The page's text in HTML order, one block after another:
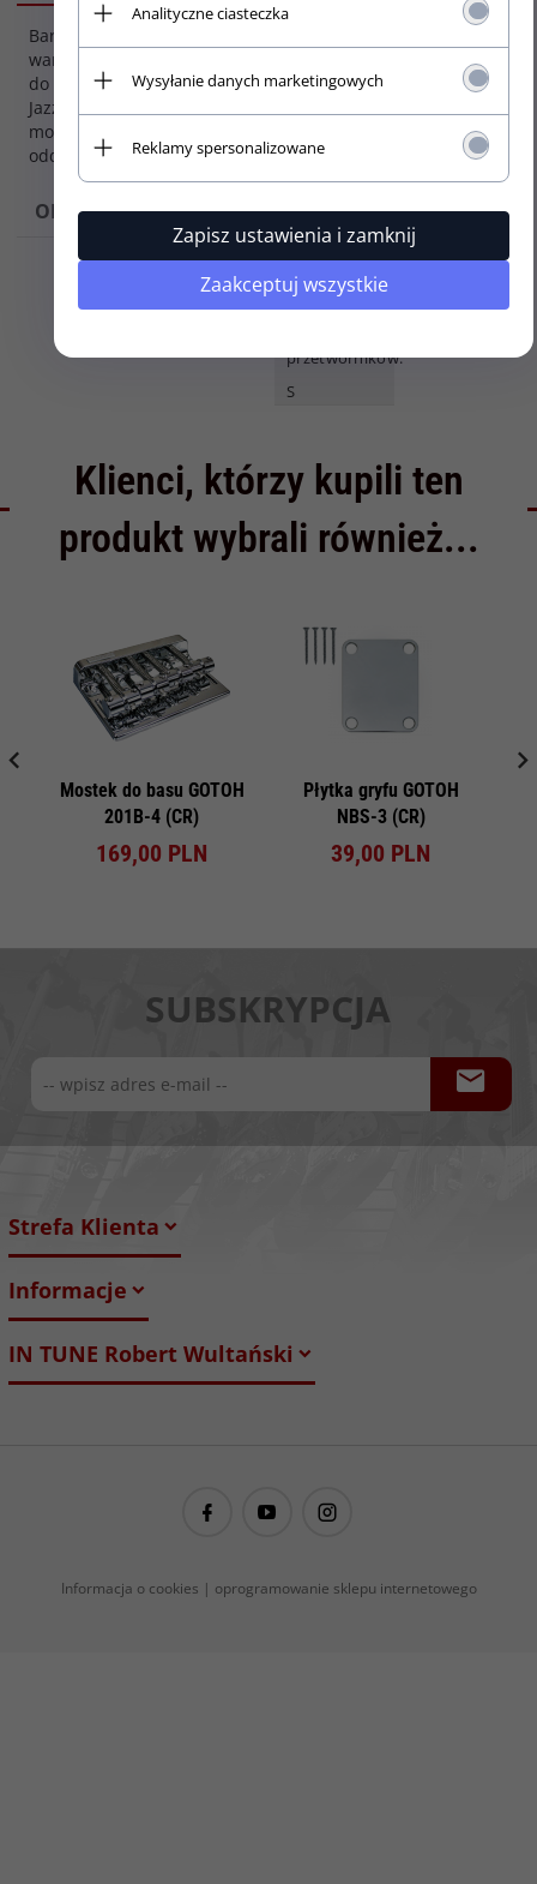
Bardzo dobrej jakości 4-
warstwowa maskownica
do gitar basowych typu 62'
Jazz Bass. Śrubki
montażowe do kupienia
oddzielnie.
OPINIE
Typ
maskownicy:
warstw:
4
Ilość otworów na śrubki:
10
przetworników:
S
Klienci, którzy kupili ten
produkt wybrali również...
Mostek do basu GOTOH
201B-4 (CR)
169,00 PLN
Płytka gryfu GOTOH
NBS-3 (CR)
39,00 PLN
SUBSKRYPCJA
Strefa Klienta
Informacje
IN TUNE Robert Wultański
guitarproject@guitarproject.pl
Informacja o cookies | oprogramowanie sklepu internetowego
Analityczne ciasteczka
Wysyłanie danych marketingowych
Reklamy spersonalizowane
Zapisz ustawienia i zamknij
Zaakceptuj wszystkie